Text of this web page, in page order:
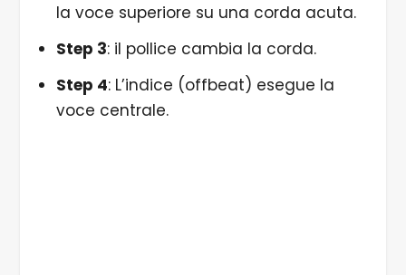
la voce superiore su una corda acuta.
Step 3: il pollice cambia la corda.
Step 4: L’indice (offbeat) esegue la
voce centrale.